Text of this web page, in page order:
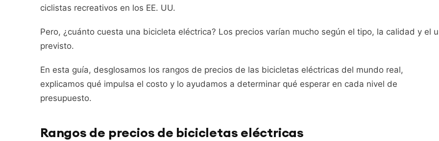
ciclistas recreativos en los EE. UU.
Pero, ¿cuánto cuesta una bicicleta eléctrica? Los precios varían mucho según el tipo, la calidad y el
previsto.
En esta guía, desglosamos los rangos de precios de las bicicletas eléctricas del mundo real,
explicamos qué impulsa el costo y lo ayudamos a determinar qué esperar en cada nivel de
presupuesto.
Rangos de precios de bicicletas eléctricas